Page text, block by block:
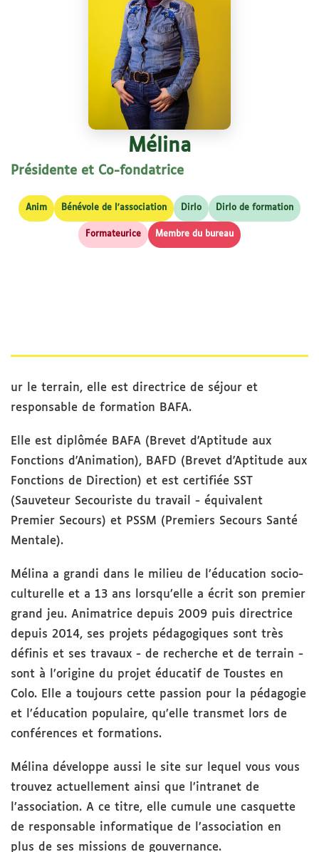
Mélina
Présidente et Co-fondatrice
Anim Bénévole de l'association Dirlo Dirlo de formation
Formateurice Membre du bureau
ur le terrain, elle est directrice de séjour et
responsable de formation BAFA.
Elle est diplômée BAFA (Brevet d'Aptitude aux
Fonctions d'Animation), BAFD (Brevet d'Aptitude aux
Fonctions de Direction) et est certifiée SST
(Sauveteur Secouriste du travail - équivalent
Premier Secours) et PSSM (Premiers Secours Santé
Mentale).
Mélina a grandi dans le milieu de l’éducation socio-
culturelle et a 13 ans lorsqu’elle a écrit son premier
grand jeu. Animatrice depuis 2009 puis directrice
depuis 2014, ses projets pédagogiques sont très
définis et ses travaux - de recherche et de terrain -
sont à l’origine du projet éducatif de Toustes en
Colo. Elle a toujours cette passion pour la pédagogie
et l’éducation populaire, qu’elle transmet lors de
conférences et formations.
Mélina développe aussi le site sur lequel vous vous
trouvez actuellement ainsi que l’intranet de
l’association. A ce titre, elle cumule une casquette
de responsable informatique de l’association en
plus de ses missions de gouvernance.